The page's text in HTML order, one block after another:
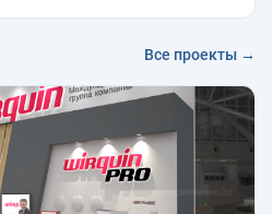
Все проекты →